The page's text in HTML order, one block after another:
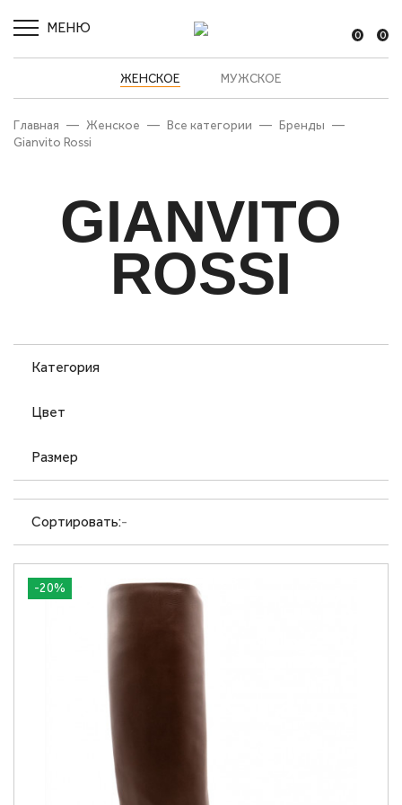
МЕНЮ 0 0
ЖЕНСКОЕ МУЖСКОЕ
Главная — Женское — Все категории — Бренды —
Gianvito Rossi
GIANVITO
ROSSI
Категория
Цвет
Размер
Сортировать:-
-20%